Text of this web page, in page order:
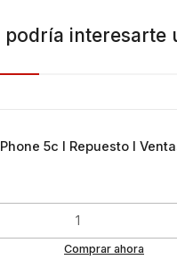
podría interesarte
5c I Repuesto I
Comprar ahora